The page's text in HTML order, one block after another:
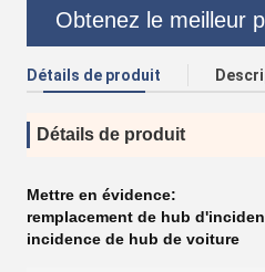
Obtenez le meilleur
Détails de produit
Détails de produit
Mettre en évidence:
remplacement de hub
incidence de hub de voiture